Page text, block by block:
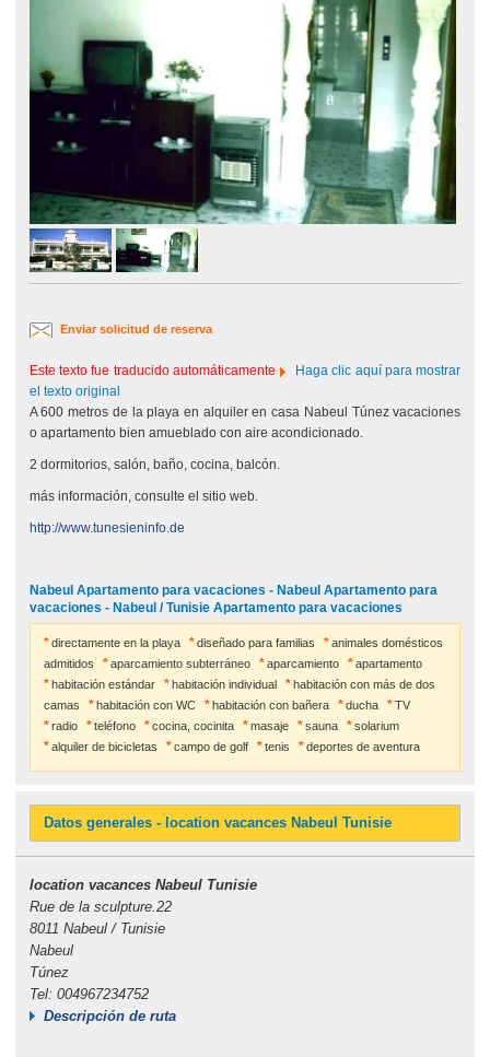
Enviar solicitud de reserva
Este texto fue traducido automáticamente
Haga clic aquí para mostrar
el texto original
A 600 metros de la playa en alquiler en casa Nabeul Túnez vacaciones
o apartamento bien amueblado con aire acondicionado.
2 dormitorios, salón, baño, cocina, balcón.
más información, consulte el sitio web.
http://www.tunesieninfo.de
Nabeul Apartamento para vacaciones - Nabeul Apartamento para
vacaciones - Nabeul / Tunisie Apartamento para vacaciones
directamente en la playa diseñado para familias
animales domésticos
admitidos
aparcamiento subterráneo aparcamiento
apartamento
habitación estándar
habitación individual
habitación con más de dos
camas
habitación con WC habitación con bañera ducha
TV
radio
teléfono cocina, cocinita masaje sauna
solarium
alquiler de bicicletas
campo de golf tenis deportes de aventura
Datos generales - location vacances Nabeul Tunisie
location vacances Nabeul Tunisie
Rue de la sculpture.22
8011 Nabeul / Tunisie
Nabeul
Túnez
Tel: 004967234752
Descripción de ruta